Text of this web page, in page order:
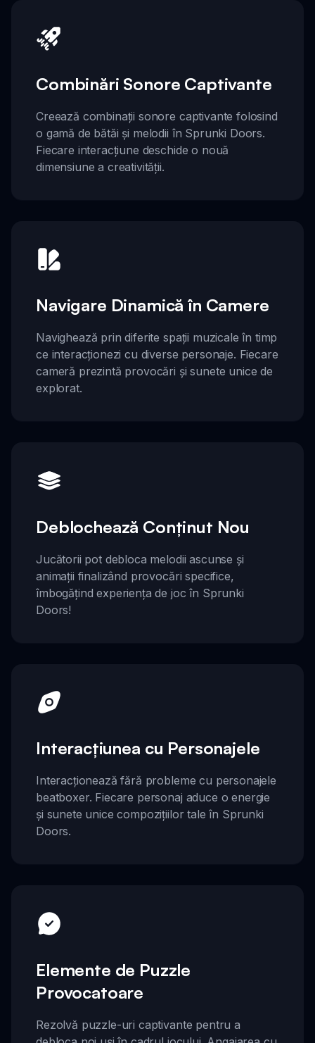
Combinări Sonore Captivante
Creează combinații sonore captivante folosind
o gamă de bătăi și melodii în Sprunki Doors.
Fiecare interacțiune deschide o nouă
dimensiune a creativității.
Navigare Dinamică în Camere
Navighează prin diferite spații muzicale în timp
ce interacționezi cu diverse personaje. Fiecare
cameră prezintă provocări și sunete unice de
explorat.
Deblochează Conținut Nou
Jucătorii pot debloca melodii ascunse și
animații finalizând provocări specifice,
îmbogățind experiența de joc în Sprunki
Doors!
Interacțiunea cu Personajele
Interacționează fără probleme cu personajele
beatboxer. Fiecare personaj aduce o energie
și sunete unice compozițiilor tale în Sprunki
Doors.
Elemente de Puzzle
Provocatoare
Rezolvă puzzle-uri captivante pentru a